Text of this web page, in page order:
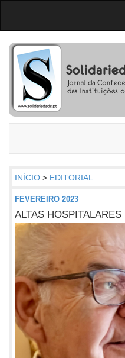
INÍCIO > EDITORIAL
FEVEREIRO 2023
ALTAS HOSPITALARES